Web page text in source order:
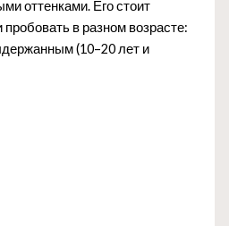
оттенками. Его стоит
в разном возрасте:
(10–20 лет и